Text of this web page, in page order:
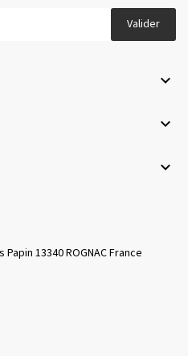
Valider



Papin 13340 ROGNAC France